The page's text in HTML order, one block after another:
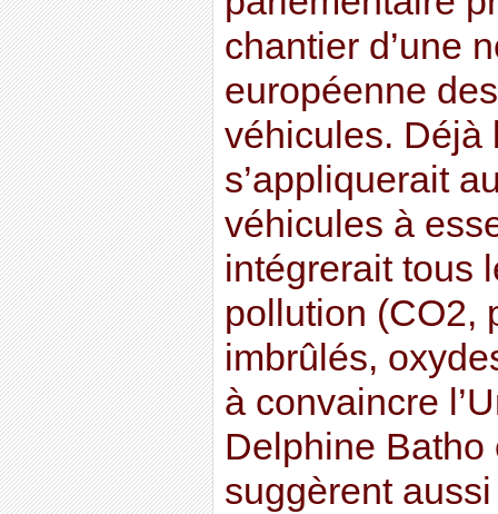
chantier d’une
européenne
véhicules. Déjà
s’appliquerait
véhicules à
intégrerait tous
pollution (CO2,
imbrûlés,
à convaincre
Delphine
suggèrent